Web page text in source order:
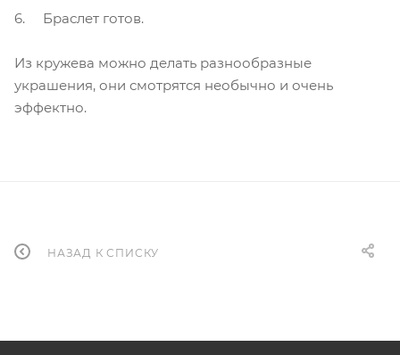
6. Браслет готов.
Из кружева можно делать разнообразные
украшения, они смотрятся необычно и очень
эффектно.
НАЗАД К СПИСКУ